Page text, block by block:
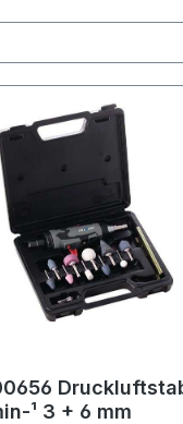
min-¹ 3 + 6 mm